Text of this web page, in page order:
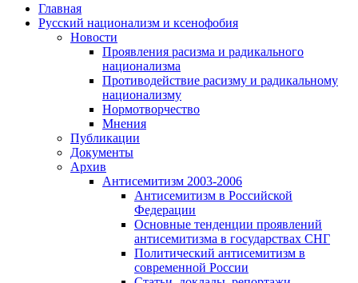
Главная
Русский национализм и ксенофобия
Новости
Проявления расизма и радикального
национализма
Противодействие расизму и радикальному
национализму
Нормотворчество
Мнения
Публикации
Документы
Архив
Антисемитизм 2003-2006
Антисемитизм в Российской
Федерации
Основные тенденции проявлений
антисемитизма в государствах СНГ
Политический антисемитизм в
современной России